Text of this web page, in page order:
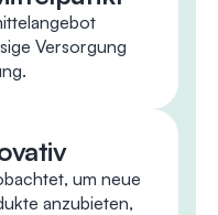
Versorgung
um neue
anzubieten,